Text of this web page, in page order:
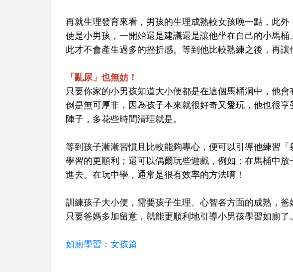
再就生理發育來看，男孩的生理成熟較女孩晚一點，此
使是小男孩，一開始還是建議還是讓他坐在自己的小馬
此才不會產生過多的挫折感。等到他比較熟練之後，再讓
「亂尿」也無妨！
只要你家的小男孩知道大小便都是在這個馬桶洞中，他
倒是無可厚非，因為孩子本來就很好奇又愛玩，他也很
陣子，多花些時間清理就是。
等到孩子漸漸習慣且比較能夠專心，便可以引導他練習
學習的更順利；還可以偶爾玩些遊戲，例如：在馬桶中
進去。在玩中學，通常是很有效率的方法唷！
訓練孩子大小便，需要孩子生理、心智各方面的成熟，
只要爸媽多加留意，就能更順利地引導小男孩學習如廁了。
如廁學習：女孩篇